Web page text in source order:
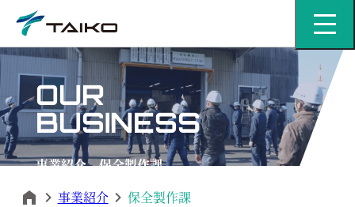
MENU
OUR
BUSINESS
事業紹介 保全製作課
事業紹介
保全製作課